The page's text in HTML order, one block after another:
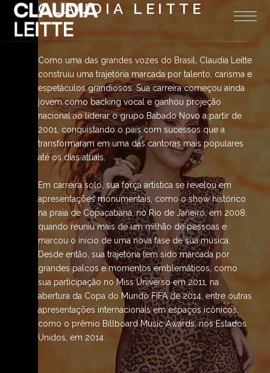
CLAUDIA LEITTE
Como uma das grandes vozes do Brasil, Claudia Leitte
construiu uma trajetória marcada por talento, carisma e
espetáculos grandiosos. Sua carreira começou ainda
jovem como backing vocal e ganhou projeção
nacional ao liderar o grupo Babado Novo a partir de
2001, conquistando o país com sucessos que a
transformaram em uma das cantoras mais populares
até os dias atuais.
Em carreira solo, sua força artística se revelou em
apresentações monumentais, como o show histórico
na praia de Copacabana, no Rio de Janeiro, em 2008,
quando reuniu mais de um milhão de pessoas e
marcou o início de uma nova fase de sua música.
Desde então, sua trajetória tem sido marcada por
grandes palcos e momentos emblemáticos, como
sua participação no Miss Universo em 2011, na
abertura da Copa do Mundo FIFA de 2014, entre outras
apresentações internacionais em espaços icônicos,
como o prêmio Billboard Music Awards, nos Estados
Unidos, em 2014.
No carnaval — uma das maiores expressões culturais